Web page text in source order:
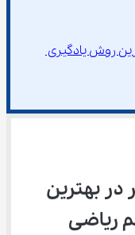
روش یادگیری
در بهترین
ریاضی